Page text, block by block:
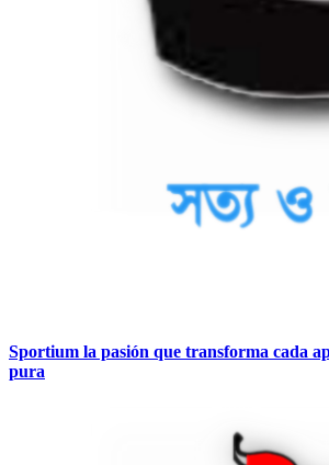
Sportium la pasión que transforma cada
pura